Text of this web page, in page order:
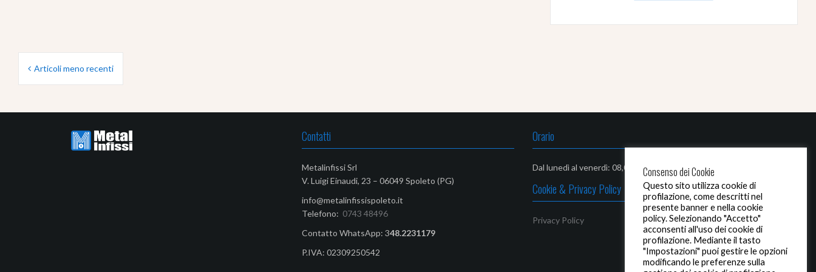
Navigazione
Articoli meno recenti
Contatti
Metalinfissi Srl
V. Luigi Einaudi, 23 – 06049 Spoleto (PG)
info@metalinfissispoleto.it
Telefono: 0743 48496
Contatto WhatsApp: 348.2231179‬
P.IVA: 02309250542
Orario
Dal lunedì al venerdì: 08,00-13,00 / 14,30 - 19,00
Cookie & Privacy Policy
Privacy Policy
Consenso dei Cookie
Questo sito utilizza cookie di
profilazione, come descritti nel
presente banner e nella cookie
policy. Selezionando "Accetto"
acconsenti all'uso dei cookie di
profilazione. Mediante il tasto
"Impostazioni" puoi gestire le opzioni
modificando le preferenze sulla